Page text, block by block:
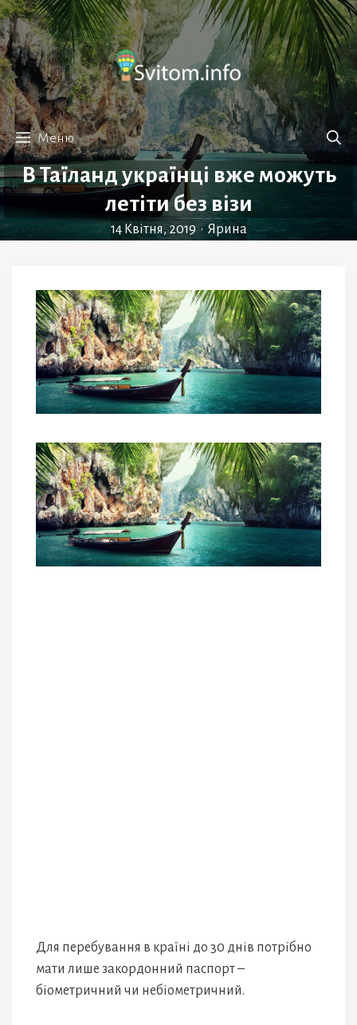
Перейти
до
вмісту
Меню
В Таїланд українці вже можуть
летіти без візи
14 Квітня, 2019 • Ярина
Для перебування в країні до 30 днів потрібно
мати лише закордонний паспорт –
біометричний чи небіометричний.